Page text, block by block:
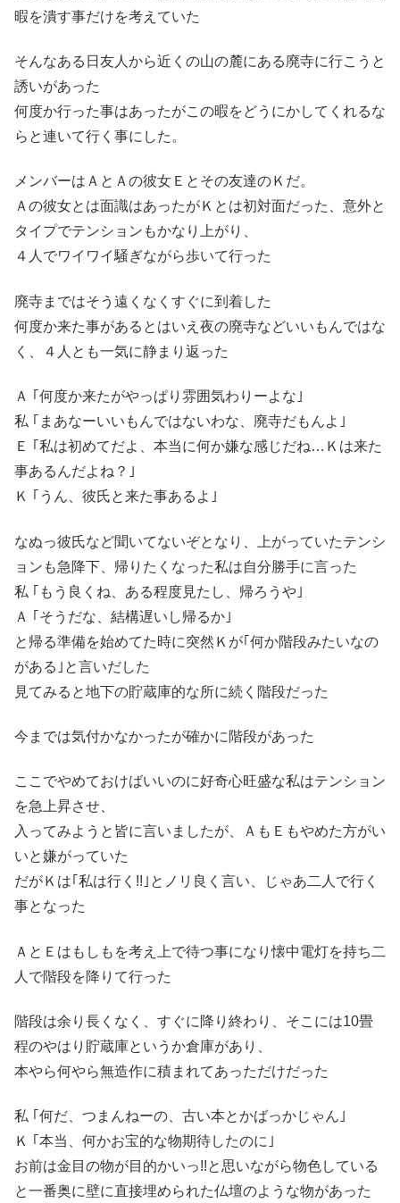
暇を潰す事だけを考えていた
そんなある日友人から近くの山の麓にある廃寺に行こうと
誘いがあった
何度か行った事はあったがこの暇をどうにかしてくれるな
らと連いて行く事にした。
メンバーはＡとＡの彼女Ｅとその友達のＫだ。
Ａの彼女とは面識はあったがＫとは初対面だった、意外と
タイプでテンションもかなり上がり、
４人でワイワイ騒ぎながら歩いて行った
廃寺まではそう遠くなくすぐに到着した
何度か来た事があるとはいえ夜の廃寺などいいもんではな
く、４人とも一気に静まり返った
Ａ ｢何度か来たがやっぱり雰囲気わりーよな｣
私 ｢まあなーいいもんではないわな、廃寺だもんよ｣
Ｅ ｢私は初めてだよ、本当に何か嫌な感じだね…Ｋは来た
事あるんだよね？｣
Ｋ ｢うん、彼氏と来た事あるよ｣
なぬっ彼氏など聞いてないぞとなり、上がっていたテンシ
ョンも急降下、帰りたくなった私は自分勝手に言った
私 ｢もう良くね、ある程度見たし、帰ろうや｣
Ａ ｢そうだな、結構遅いし帰るか｣
と帰る準備を始めてた時に突然Ｋが｢何か階段みたいなの
がある｣と言いだした
見てみると地下の貯蔵庫的な所に続く階段だった
今までは気付かなかったが確かに階段があった
ここでやめておけばいいのに好奇心旺盛な私はテンション
を急上昇させ、
入ってみようと皆に言いましたが、ＡもＥもやめた方がい
いと嫌がっていた
だがＫは｢私は行く!!｣とノリ良く言い、じゃあ二人で行く
事となった
ＡとＥはもしもを考え上で待つ事になり懐中電灯を持ち二
人で階段を降りて行った
階段は余り長くなく、すぐに降り終わり、そこには10畳
程のやはり貯蔵庫というか倉庫があり、
本やら何やら無造作に積まれてあっただけだった
私 ｢何だ、つまんねーの、古い本とかばっかじゃん｣
Ｋ ｢本当、何かお宝的な物期待したのに｣
お前は金目の物が目的かいっ!!と思いながら物色している
と一番奥に壁に直接埋められた仏壇のような物があった